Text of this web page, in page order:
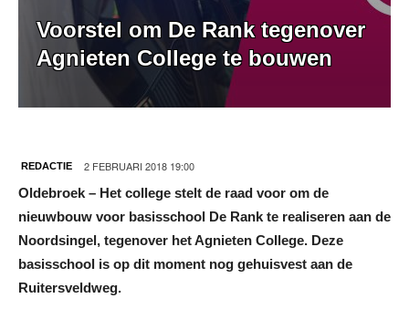
Voorstel om De Rank tegenover
Agnieten College te bouwen
REDACTIE 2 FEBRUARI 2018 19:00
Oldebroek – Het college stelt de raad voor om de
nieuwbouw voor basisschool De Rank te realiseren aan de
Noordsingel, tegenover het Agnieten College. Deze
basisschool is op dit moment nog gehuisvest aan de
Ruitersveldweg.